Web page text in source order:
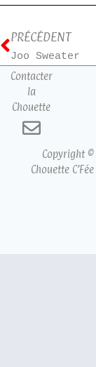
PRÉCÉDENT
Joo Sweater
Contacter
la
Chouette
Copyright ©
Chouette